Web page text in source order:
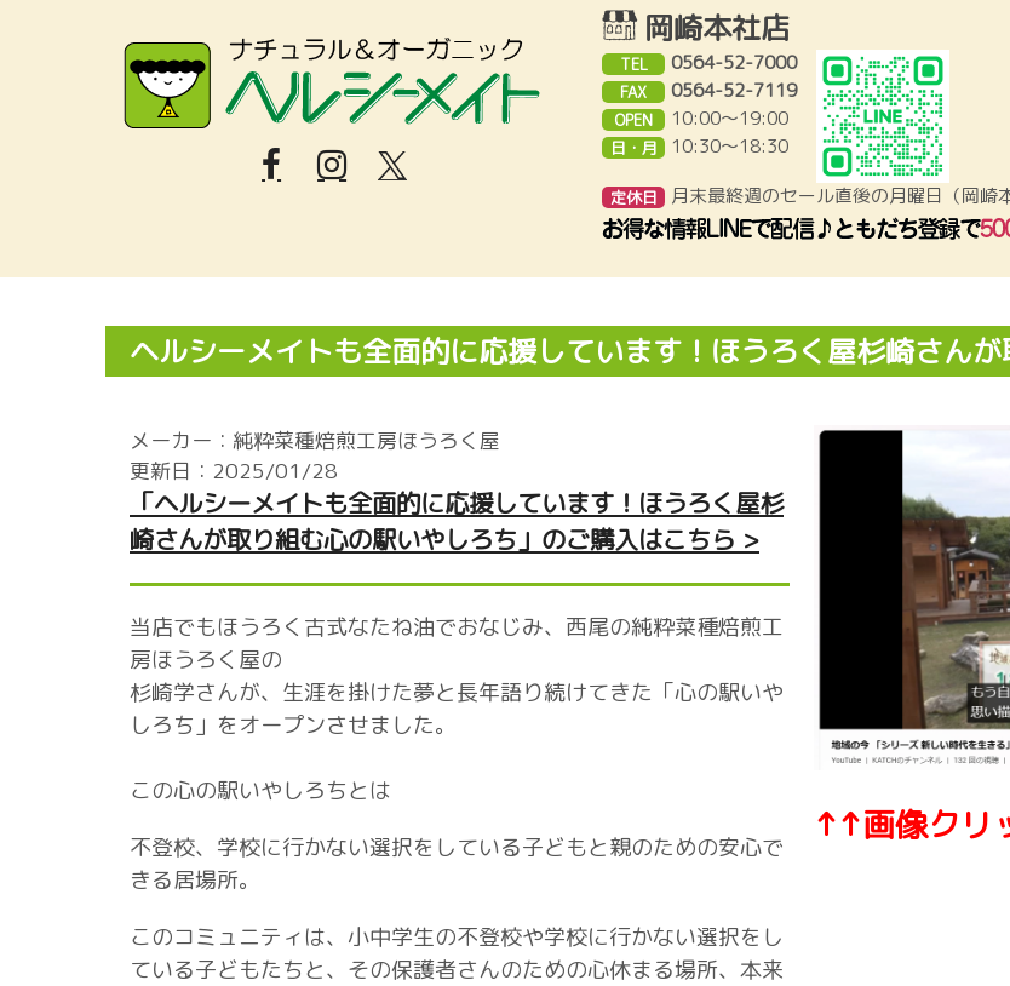
岡崎本社店
TEL 0564-52-7000
FAX 0564-52-7119
OPEN 10:00～19:00
日・月 10:30〜18:30
定休日 月末最終週のセール直後の月曜日（岡崎
ヘルシーメイトも全面的に応援しています！ほうろく屋杉崎さん
↑↑画像クリ
メーカー：純粋菜種焙煎工房ほうろく屋
更新日：2025/01/28
「ヘルシーメイトも全面的に応援しています！ほうろく屋杉
崎さんが取り組む心の駅いやしろち」のご購入はこちら >
当店でもほうろく古式なたね油でおなじみ、西尾の純粋菜種焙煎工
房ほうろく屋の
杉崎学さんが、生涯を掛けた夢と長年語り続けてきた「心の駅いや
しろち」をオープンさせました。
この心の駅いやしろちとは
不登校、学校に行かない選択をしている​子どもと親のための安心で
きる居場所。
このコミュニティは、小中学生の不登校​や学校に行かない選択をし
ている子ども​たちと、その保護者さんのための心休ま​る場所、本来